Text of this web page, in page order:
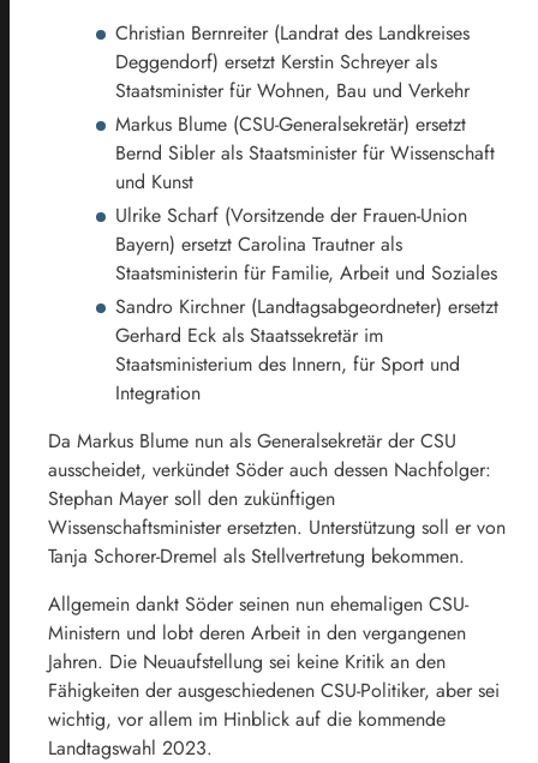
Christian Bernreiter (Landrat des Landkreises
Deggendorf) ersetzt Kerstin Schreyer als
Staatsminister für Wohnen, Bau und Verkehr
Markus Blume (CSU-Generalsekretär) ersetzt
Bernd Sibler als Staatsminister für Wissenschaft
und Kunst
Ulrike Scharf (Vorsitzende der Frauen-Union
Bayern) ersetzt Carolina Trautner als
Staatsministerin für Familie, Arbeit und Soziales
Sandro Kirchner (Landtagsabgeordneter) ersetzt
Gerhard Eck als Staatssekretär im
Staatsministerium des Innern, für Sport und
Integration
Da Markus Blume nun als Generalsekretär der CSU
ausscheidet, verkündet Söder auch dessen Nachfolger:
Stephan Mayer soll den zukünftigen
Wissenschaftsminister ersetzten. Unterstützung soll er von
Tanja Schorer-Dremel als Stellvertretung bekommen.
Allgemein dankt Söder seinen nun ehemaligen CSU-
Ministern und lobt deren Arbeit in den vergangenen
Jahren. Die Neuaufstellung sei keine Kritik an den
Fähigkeiten der ausgeschiedenen CSU-Politiker, aber sei
wichtig, vor allem im Hinblick auf die kommende
Landtagswahl 2023.